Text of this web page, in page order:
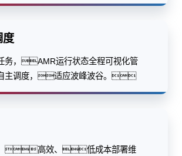
度
务，AMR运行状态全程可视化管
调度，适应波峰波谷。
，高效、低成本部署维